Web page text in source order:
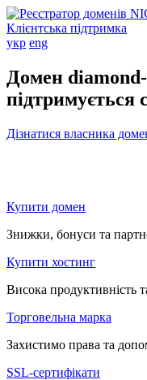
Клієнтська підтримка
укр eng
Домен
підтримується
Дізнатися власника
Купити домен
Знижки, бонуси та
Купити хостинг
Висока продуктивність
Торговельна марка
Захистимо права та
SSL-сертифікати